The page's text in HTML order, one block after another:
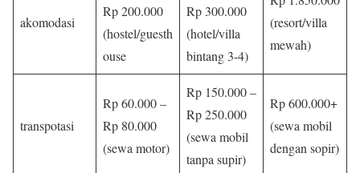
akomodasi
Rp 200.000
(hostel/guesth
ouse
Rp 300.000
(hotel/villa
bintang 3-4)
(resort/villa
mewah)
transpotasi
Rp 60.000 –
Rp 80.000
(sewa motor)
Rp 150.000 –
Rp 250.000
(sewa mobil
tanpa supir)
Rp 600.000+
(sewa mobil
dengan sopir)